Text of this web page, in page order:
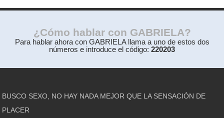
¿Cómo hablar con GABRIELA?
Para hablar ahora con GABRIELA llama a uno de estos dos
números e introduce el código: 220203
BUSCO SEXO, NO HAY NADA MEJOR QUE LA SENSACIÓN DE
PLACER